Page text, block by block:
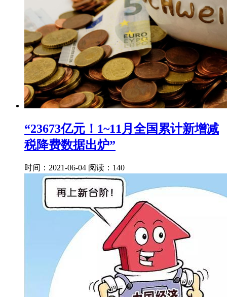
“23673亿元！1~11月全国累计新增减
税降费数据出炉”
时间：2021-06-04 阅读：140